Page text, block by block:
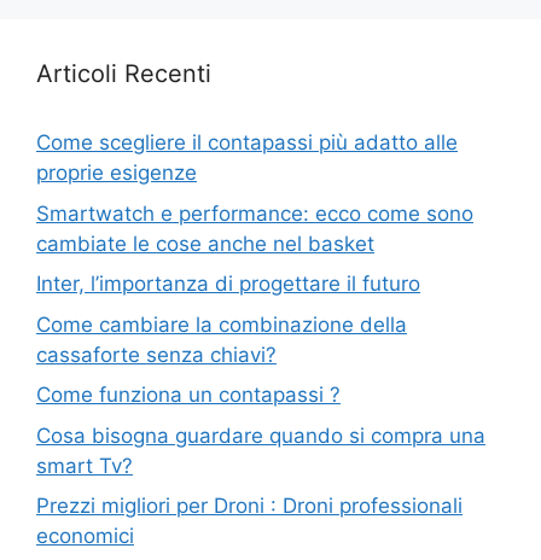
Articoli Recenti
Come scegliere il contapassi più adatto alle
proprie esigenze
Smartwatch e performance: ecco come sono
cambiate le cose anche nel basket
Inter, l’importanza di progettare il futuro
Come cambiare la combinazione della
cassaforte senza chiavi?
Come funziona un contapassi ?
Cosa bisogna guardare quando si compra una
smart Tv?
Prezzi migliori per Droni : Droni professionali
economici